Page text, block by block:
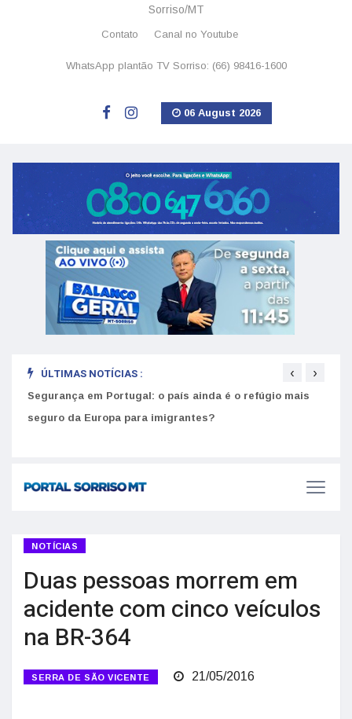
Sorriso/MT
Contato Canal no Youtube
WhatsApp plantão TV Sorriso: (66) 98416-1600
06 August 2026
ÚLTIMAS NOTÍCIAS :
Segurança em Portugal: o país ainda é o refúgio mais
seguro da Europa para imigrantes?
‹ ›
NOTÍCIAS
Duas pessoas morrem em
acidente com cinco veículos
na BR-364
SERRA DE SÃO VICENTE 21/05/2016